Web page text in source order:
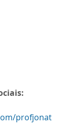
profjonat